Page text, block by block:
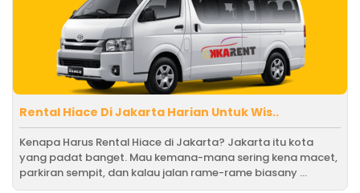
Rental Hiace Di Jakarta Harian Untuk Wis..
Kenapa Harus Rental Hiace di Jakarta? Jakarta itu kota
yang padat banget. Mau kemana-mana sering kena macet,
parkiran sempit, dan kalau jalan rame-rame biasany ...